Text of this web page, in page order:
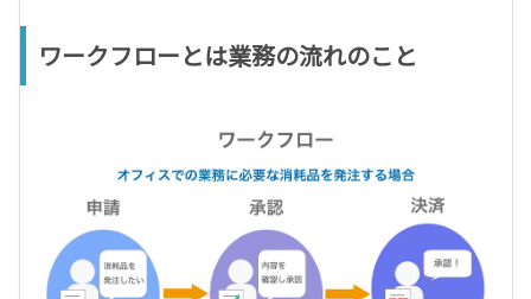
ワークフローとは業務の流れのこと